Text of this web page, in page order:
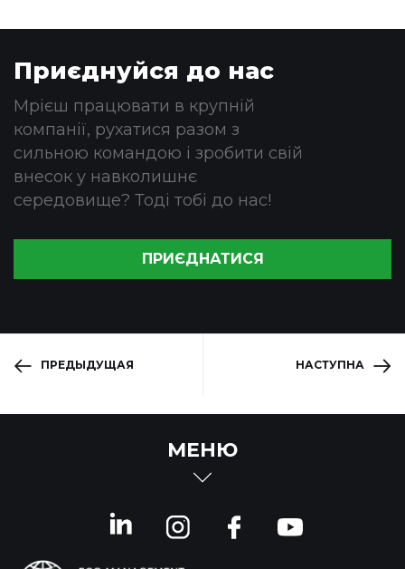
Приєднуйся до нас
Мрієш працювати в крупній
компанії, рухатися разом з
сильною командою і зробити свій
внесок у навколишнє
середовище? Тоді тобі до нас!
ПРИЄДНАТИСЯ
ПРЕДЫДУЩАЯ НАСТУПНА
МЕНЮ